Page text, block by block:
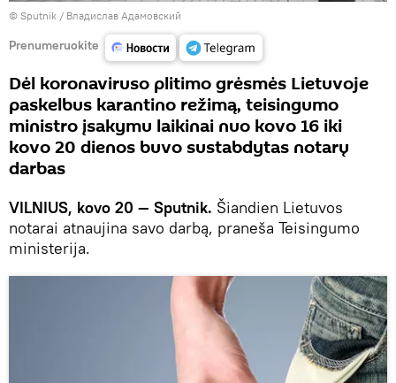
© Sputnik / Владислав Адамовский
Prenumeruokite
Dėl koronaviruso plitimo grėsmės Lietuvoje
paskelbus karantino režimą, teisingumo
ministro įsakymu laikinai nuo kovo 16 iki
kovo 20 dienos buvo sustabdytas notarų
darbas
VILNIUS, kovo 20 — Sputnik. Šiandien Lietuvos
notarai atnaujina savo darbą, praneša Teisingumo
ministerija.